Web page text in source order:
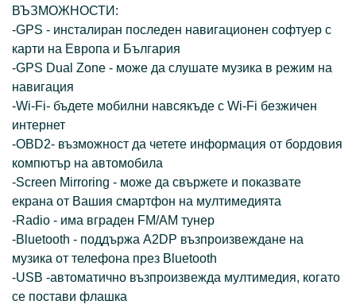
ВЪЗМОЖНОСТИ:
-GPS - инсталиран последен навигационен софтуер с
карти на Европа и България
-GPS Dual Zone - може да слушате музика в режим на
навигация
-Wi-Fi- бъдете мобилни навсякъде с Wi-Fi безжичен
интернет
-OBD2- възможност да четете информация от бордовия
компютър на автомобила
-Screen Mirroring - може да свържете и показвате
екрана от Вашия смартфон на мултимедията
-Radio - има вграден FM/AM тунер
-Bluetooth - поддържа A2DP възпроизвеждане на
музика от телефона през Bluetooth
-USB -автоматично възпроизвежда мултимедия, когато
се постави флашка